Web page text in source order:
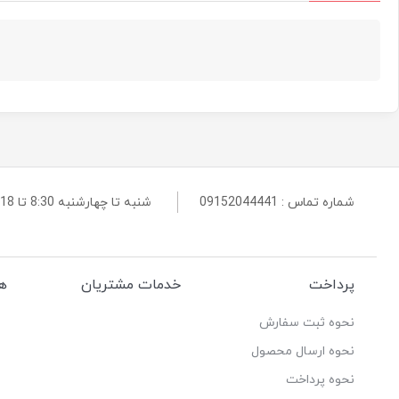
شماره تماس : 09152044441 شنبه تا چهارشنبه 8:30 تا 18 و پنجشنبه 8:30 تا 14 پاسخگوی شما هستیم
پرداخت
نحوه ثبت سفارش
نحوه ارسال محصول
نحوه پرداخت
خدمات مشتریان